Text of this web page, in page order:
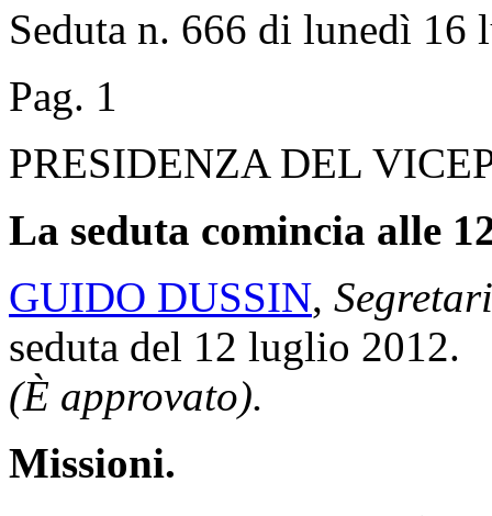
Seduta n. 666 di lunedì 16
Pag. 1
PRESIDENZA DEL
La seduta comincia alle
GUIDO DUSSIN,
seduta del 12 luglio 2012.
(È approvato).
Missioni.